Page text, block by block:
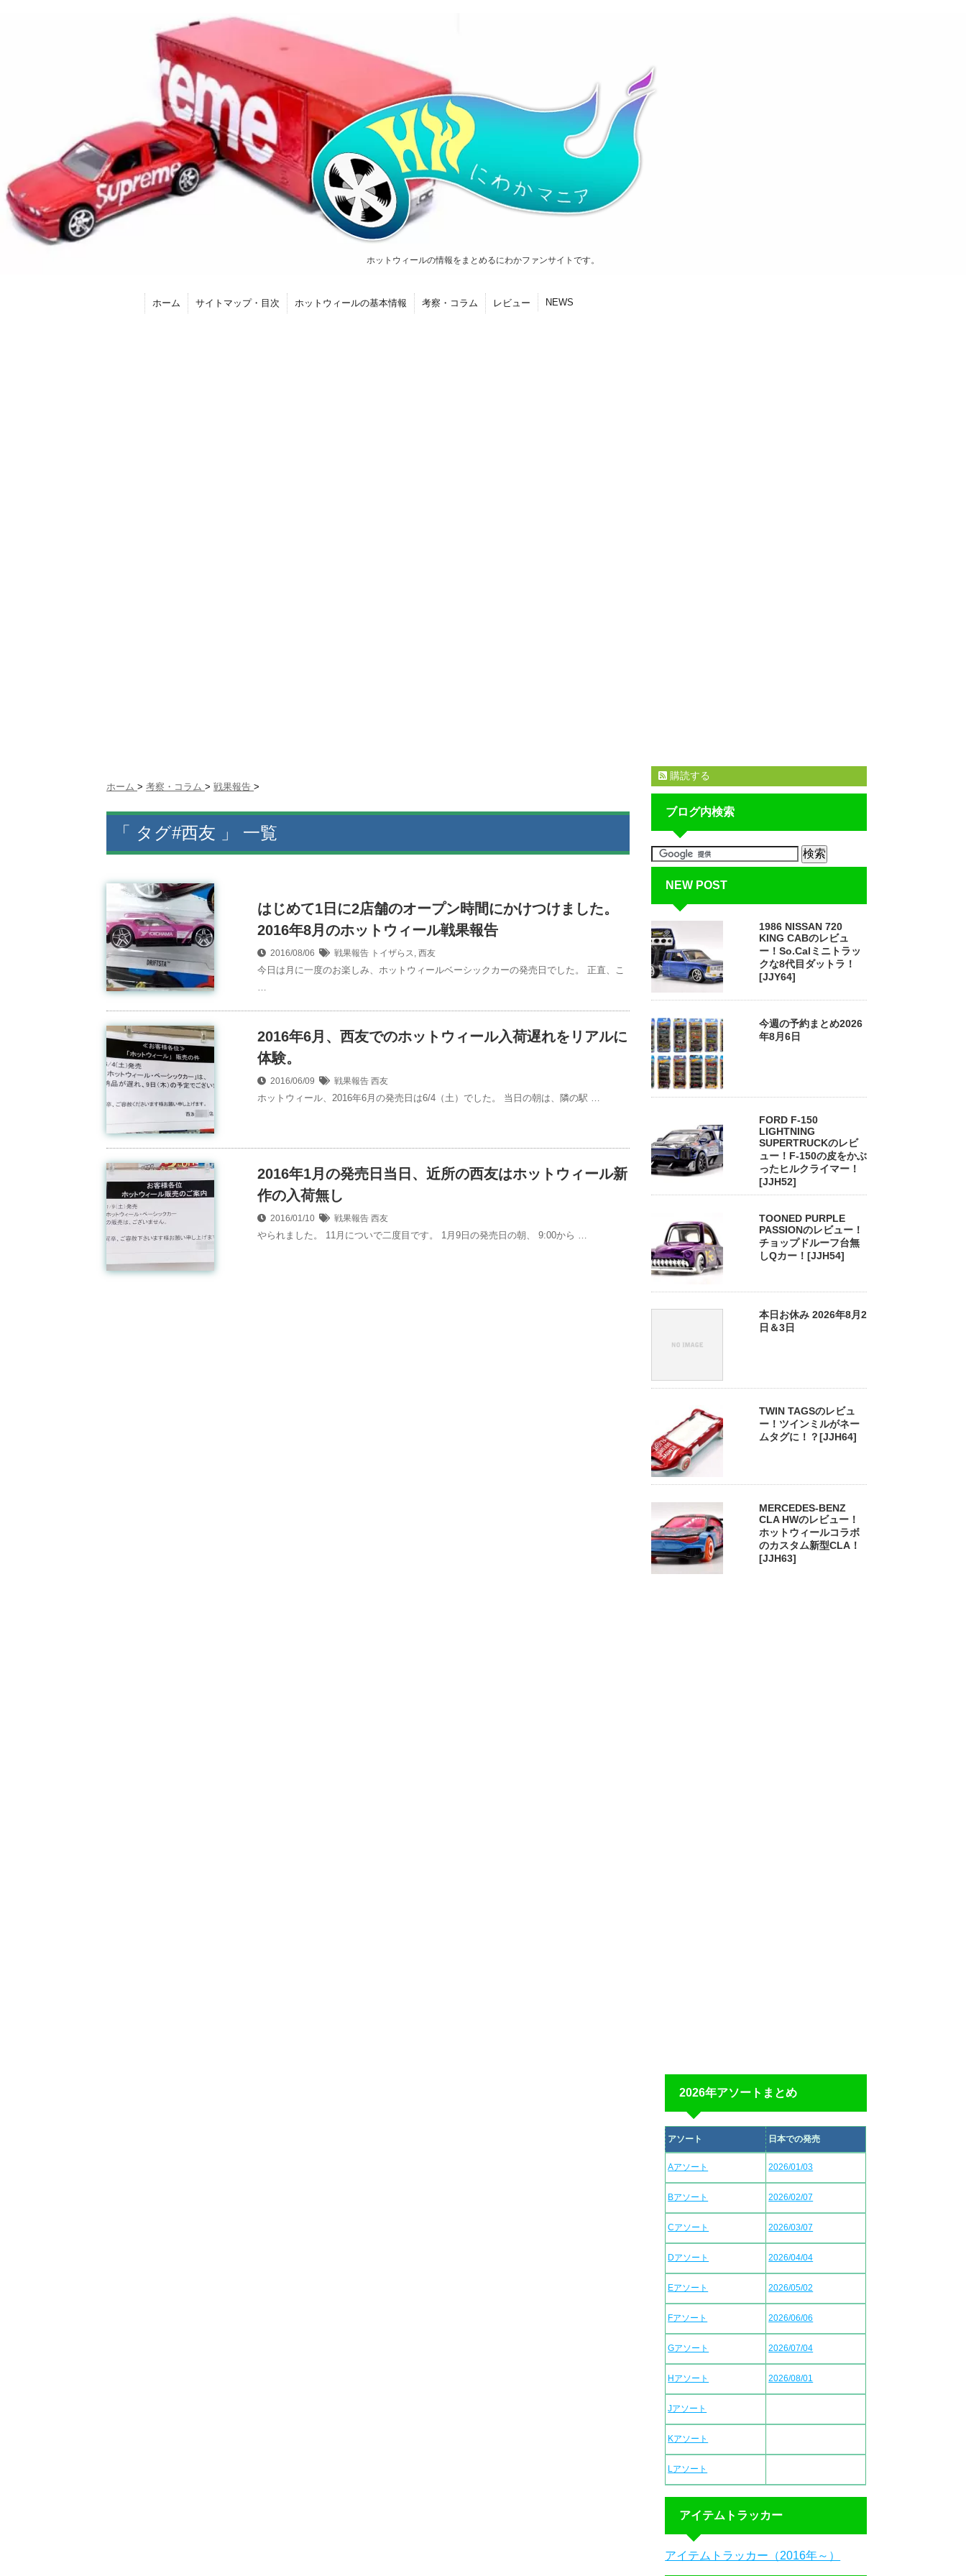
ホットウィールの情報をまとめるにわかファンサイトです。
ホーム サイトマップ・目次 ホットウィールの基本情報 考察・コラム レビュー NEWS
ホーム > 考察・コラム > 戦果報告 >
「 タグ#西友 」 一覧
はじめて1日に2店舗のオープン時間にかけつけました。
2016年8月のホットウィール戦果報告
2016/08/06 戦果報告 トイザらス, 西友
今日は月に一度のお楽しみ、ホットウィールベーシックカーの発売日でした。 正直、こ
2016年6月、西友でのホットウィール入荷遅れをリアルに
体験。
2016/06/09 戦果報告 西友
ホットウィール、2016年6月の発売日は6/4（土）でした。 当日の朝は、隣の駅 …
2016年1月の発売日当日、近所の西友はホットウィール新
作の入荷無し
2016/01/10 戦果報告 西友
やられました。 11月についで二度目です。 1月9日の発売日の朝、 9:00から …
購読する
ブログ内検索
NEW POST
1986 NISSAN 720
KING CABのレビュ
ー！So.Calミニトラッ
クな8代目ダットラ！
[JJY64]
今週の予約まとめ2026
年8月6日
FORD F-150
LIGHTNING
SUPERTRUCKのレビ
ュー！F-150の皮をかぶ
ったヒルクライマー！
[JJH52]
TOONED PURPLE
PASSIONのレビュー！
チョップドルーフ台無
しQカー！[JJH54]
本日お休み 2026年8月2
日＆3日
TWIN TAGSのレビュ
ー！ツインミルがネー
ムタグに！？[JJH64]
MERCEDES-BENZ
CLA HWのレビュー！
ホットウィールコラボ
のカスタム新型CLA！
[JJH63]
2026年アソートまとめ
アソート 日本での発売
Aアソート 2026/01/03
Bアソート 2026/02/07
Cアソート 2026/03/07
Dアソート 2026/04/04
Eアソート 2026/05/02
Fアソート 2026/06/06
Gアソート 2026/07/04
Hアソート 2026/08/01
Jアソート
Kアソート
Lアソート
アイテムトラッカー
アイテムトラッカー（2016年～）